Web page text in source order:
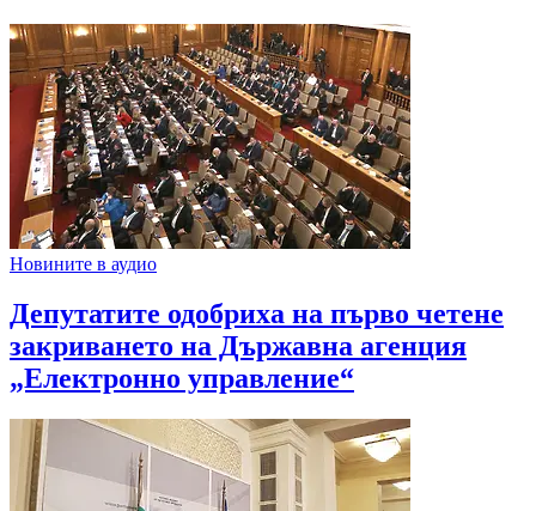
Новините в аудио
Депутатите одобриха на първо четене
закриването на Държавна агенция
„Електронно управление“